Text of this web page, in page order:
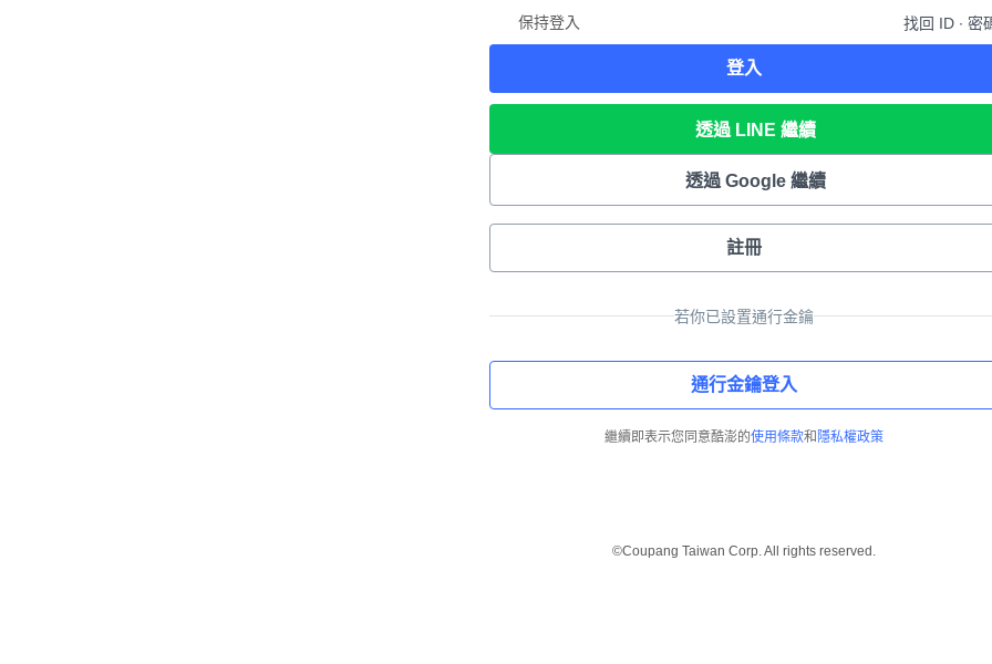
保持登入 找回 ID ∙ 密
登入
透過 LINE 繼續
透過 Google 繼續
註冊
若你已設置通行金鑰
通行金鑰登入
繼續即表示您同意酷澎的使用條款和 隱私權政策
©Coupang Taiwan Corp. All rights reserved.